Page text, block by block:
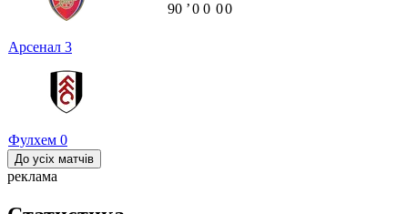
Арсенал 3
Фулхем 0
90 ʼ0 0 00
До усіх матчів
реклама